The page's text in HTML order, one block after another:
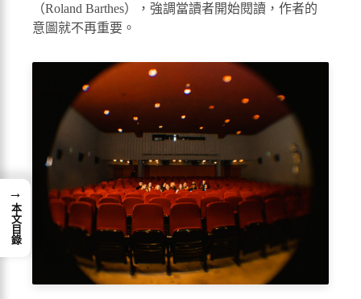
（Roland Barthes），強調當讀者開始閱讀，作者的
意圖就不再重要。
→
本文目錄